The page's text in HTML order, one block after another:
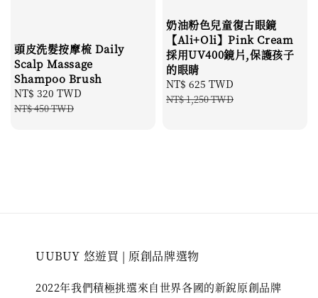
頭皮洗髮按摩梳 Daily
Scalp Massage
Shampoo Brush
Sale
price
NT$ 320 TWD
NT$ 450 TWD
奶油粉色兒童復古眼鏡
【Ali+Oli】Pink Cream
採用UV400鏡片,保護孩子
的眼睛
Sale
price
NT$ 625 TWD
NT$ 1,250 TWD
UUBUY 悠遊買 | 原創品牌選物
2022年我們積極挑選來自世界各國的新銳原創品牌